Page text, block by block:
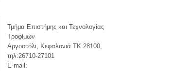
Τμήμα Επιστήμης και Τεχνολογίας
Τροφίμων
Αργοστόλι, Κεφαλονιά ΤΚ 28100,
τηλ:26710-27101
E-mail: